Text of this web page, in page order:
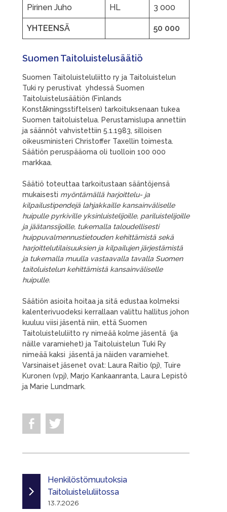
Pirinen Juho HL 3 000
YHTEENSÄ 50 000
Suomen Taitoluistelusäätiö
Suomen Taitoluisteluliitto ry ja Taitoluistelun
Tuki ry perustivat yhdessä Suomen
Taitoluistelusäätiön (Finlands
Konståkningsstiftelsen) tarkoituksenaan tukea
Suomen taitoluistelua. Perustamislupa annettiin
ja säännöt vahvistettiin 5.1.1983, silloisen
oikeusministeri Christoffer Taxellin toimesta.
Säätiön peruspääoma oli tuolloin 100 000
markkaa.
Säätiö toteuttaa tarkoitustaan sääntöjensä
mukaisesti myöntämällä harjoittelu- ja
kilpailustipendejä lahjakkaille kansainväliselle
huipulle pyrkiville yksinluistelijoille, pariluistelijoille
ja jäätanssijoille, tukemalla taloudellisesti
huippuvalmennustietouden kehittämistä sekä
harjoittelutilaisuuksien ja kilpailujen järjestämistä
ja tukemalla muulla vastaavalla tavalla Suomen
taitoluistelun kehittämistä kansainväliselle
huipulle.
Säätiön asioita hoitaa ja sitä edustaa kolmeksi
kalenterivuodeksi kerrallaan valittu hallitus johon
kuuluu viisi jäsentä niin, että Suomen
Taitoluisteluliitto ry nimeää kolme jäsentä (ja
näille varamiehet) ja Taitoluistelun Tuki Ry
nimeää kaksi jäsentä ja näiden varamiehet.
Varsinaiset jäsenet ovat: Laura Raitio (pj), Tuire
Kuronen (vpj), Marjo Kankaanranta, Laura Lepistö
ja Marie Lundmark.
Henkilöstömuutoksia
Taitoluisteluliitossa
13.7.2026